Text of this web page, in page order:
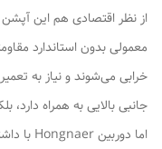
از نظر اقتصادی هم این
معمولی بدون استاندارد
خرابی می‌شوند و نیاز به
جانبی بالایی به همراه دارد،